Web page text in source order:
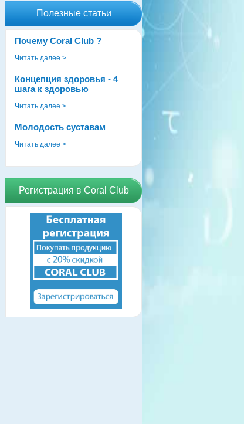
Полезные статьи
Почему Coral Club ?
Читать далее >
Концепция здоровья - 4
шага к здоровью
Читать далее >
Молодость суставам
Читать далее >
Регистрация в Coral Club